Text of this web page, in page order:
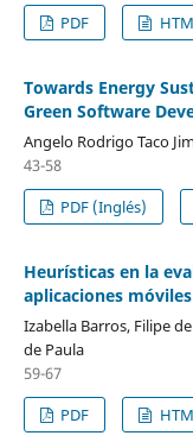
PDF
Towards Energy
Green Software
Angelo Rodrigo Taco
43-58
PDF (Inglés)
Heurísticas en la
aplicaciones
Izabella Barros, Filipe
de Paula
59-67
PDF